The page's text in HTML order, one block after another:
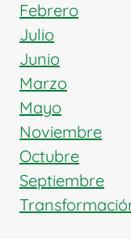
Febrero
Julio
Junio
Marzo
Mayo
Noviembre
Octubre
Septiembre